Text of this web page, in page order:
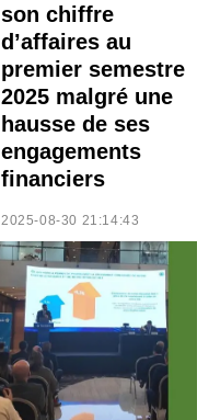
son chiffre
d’affaires au
premier semestre
2025 malgré une
hausse de ses
engagements
financiers
2025-08-30 21:14:43